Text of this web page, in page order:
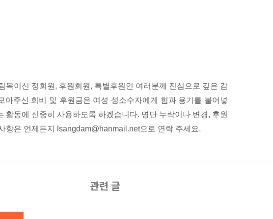
목이신 정회원, 후원회원, 특별후원인 여러분께 진심으로 깊은 감
아주신 회비 및 후원금은 여성 성소수자에게 힘과 용기를 불어넣
활동에 신중히 사용하도록 하겠습니다. 명단 누락이나 변경, 후원
항은 언제든지 lsangdam@hanmail.net으로 연락 주세요.
관련 글